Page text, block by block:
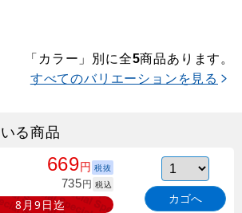
「カラー」別に全5商品あります。
すべてのバリエーションを見る
る商品
669円 税抜
735円 税込
8月9日迄 カゴへ